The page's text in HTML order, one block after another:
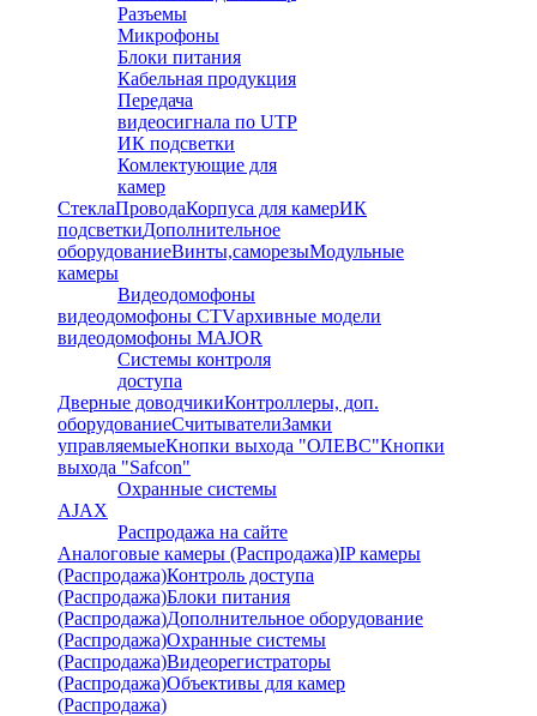
Разъемы
Микрофоны
Блоки питания
Кабельная продукция
Передача
видеосигнала по UTP
ИК подсветки
Комлектующие для
камер
СтеклаПроводаКорпуса для камерИК
подсветкиДополнительное
оборудованиеВинты,саморезыМодульные
камеры
Видеодомофоны
видеодомофоны CTVархивные модели
видеодомофоны MAJOR
Системы контроля
доступа
Дверные доводчикиКонтроллеры, доп.
оборудованиеСчитывателиЗамки
управляемыеКнопки выхода "ОЛЕВС"Кнопки
выхода "Safcon"
Охранные системы
AJAX
Распродажа на сайте
Аналоговые камеры (Распродажа)IP камеры
(Распродажа)Контроль доступа
(Распродажа)Блоки питания
(Распродажа)Дополнительное оборудование
(Распродажа)Охранные системы
(Распродажа)Видеорегистраторы
(Распродажа)Объективы для камер
(Распродажа)